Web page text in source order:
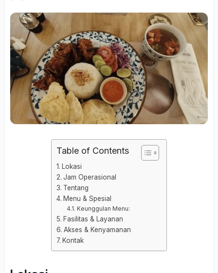
Table of Contents
Lokasi
Jam Operasional
Tentang
Menu & Spesial
Keunggulan Menu:
Fasilitas & Layanan
Akses & Kenyamanan
Kontak